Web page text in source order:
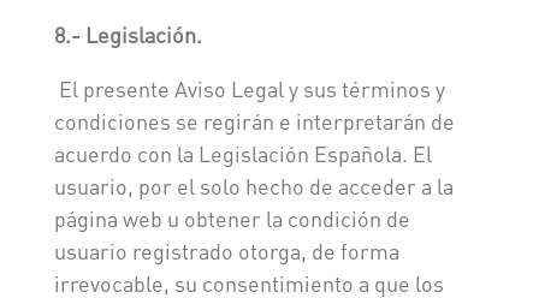
8.- Legislación.
El presente Aviso Legal y sus términos y
condiciones se regirán e interpretarán de
acuerdo con la Legislación Española. El
usuario, por el solo hecho de acceder a la
página web u obtener la condición de
usuario registrado otorga, de forma
irrevocable, su consentimiento a que los